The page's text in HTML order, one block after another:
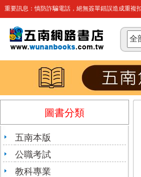
重要訊息：慎防詐騙電話，絕無簽單錯誤造成重複
圖書分類
五南本版
公職考試
教科專業